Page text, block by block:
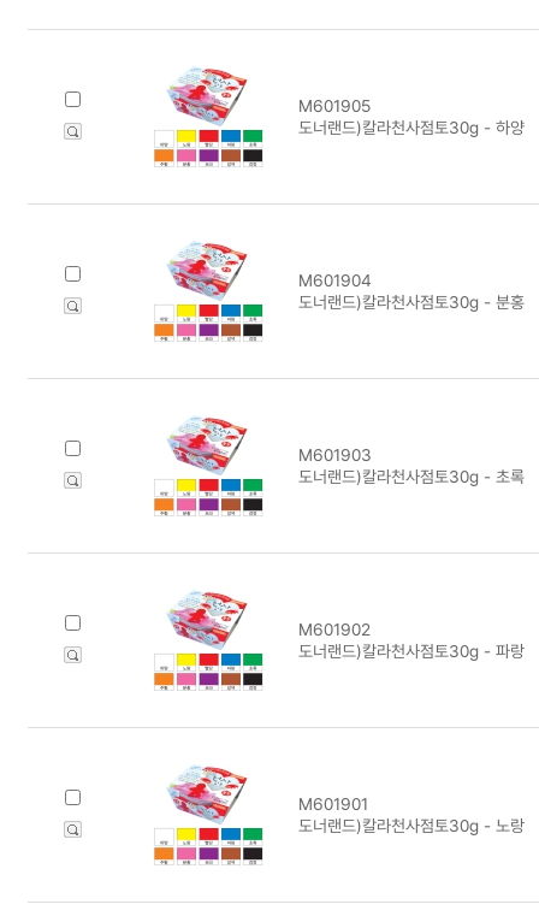
M601905
도너랜드)칼라천사점토30g - 하양
M601904
도너랜드)칼라천사점토30g - 분홍
M601903
도너랜드)칼라천사점토30g - 초록
M601902
도너랜드)칼라천사점토30g - 파랑
M601901
도너랜드)칼라천사점토30g - 노랑